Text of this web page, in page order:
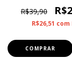
R$39,90
R$26,51 com